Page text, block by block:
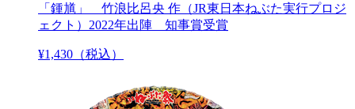
「鍾馗」 竹浪比呂央 作（JR東日本ねぶた実行プロジ
ェクト）2022年出陣 知事賞受賞
¥1,430 （税込）